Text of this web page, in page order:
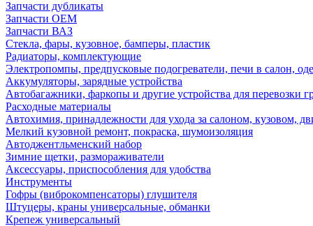
Запчасти дубликаты
Запчасти ОЕМ
Запчасти ВАЗ
Стекла, фары, кузовное, бамперы, пластик
Радиаторы, комплектующие
Электропомпы, предпусковые подогреватели, печи в салон,
Аккумуляторы, зарядные устройства
Автобагажники, фаркопы и другие устройства для перевозки
Расходные материалы
Автохимия, принадлежности для ухода за салоном, кузовом,
Мелкий кузовной ремонт, покраска, шумоизоляция
Автоджентльменский набор
Зимние щетки, размораживатели
Аксессуары, приспособления для удобства
Инструменты
Гофры (виброкомпенсаторы) глушителя
Штуцеры, краны универсальные, обманки
Крепеж универсальный